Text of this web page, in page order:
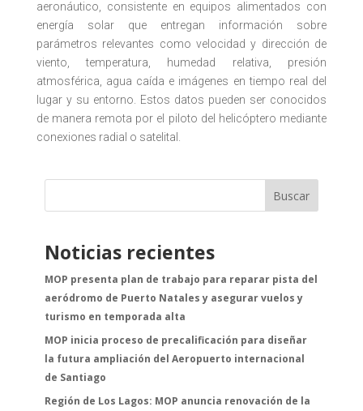
aeronáutico, consistente en equipos alimentados con
energía solar que entregan información sobre
parámetros relevantes como velocidad y dirección de
viento, temperatura, humedad relativa, presión
atmosférica, agua caída e imágenes en tiempo real del
lugar y su entorno. Estos datos pueden ser conocidos
de manera remota por el piloto del helicóptero mediante
conexiones radial o satelital.
Buscar
Noticias recientes
MOP presenta plan de trabajo para reparar pista del
aeródromo de Puerto Natales y asegurar vuelos y
turismo en temporada alta
MOP inicia proceso de precalificación para diseñar
la futura ampliación del Aeropuerto internacional
de Santiago
Región de Los Lagos: MOP anuncia renovación de la